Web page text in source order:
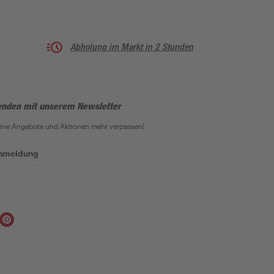
Abholung im Markt in 2 Stunden
mit unserem Newsletter
Angebote und Aktionen mehr verpassen!